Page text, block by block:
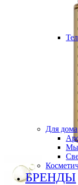
Для дома
БРЕНДЫ